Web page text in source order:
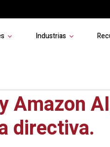
Industrias
Amazon
directiva.